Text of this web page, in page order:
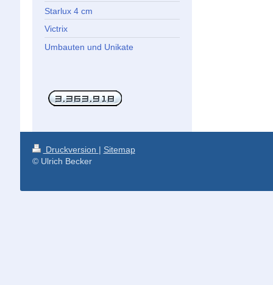
Starlux 4 cm
Victrix
Umbauten und Unikate
Druckversion | Sitemap
© Ulrich Becker